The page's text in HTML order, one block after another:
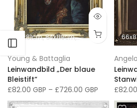
Seitenleiste öffnen
66x81cm 84x119cm 102x152cm
Young & Battaglia
Leinwandbild „Der blaue
Bleistift“
£82.00 GBP – £726.00 GBP